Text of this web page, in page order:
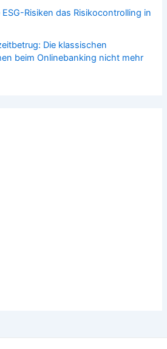
ESG-Risiken das Risikocontrolling in
Die klassischen
beim Onlinebanking nicht mehr